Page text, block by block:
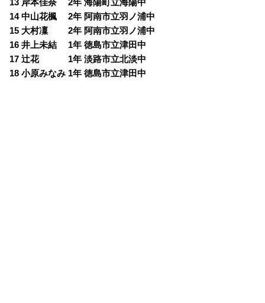
13 岸本佳奈 2年 海陽町立海陽中
14 中山花楓 2年 阿南市立羽ノ浦中
15 大村凜 2年 阿南市立羽ノ浦中
16 井上未結 1年 徳島市立津田中
17 辻花 1年 淡路市立北淡中
18 小原みなみ 1年 徳島市立津田中